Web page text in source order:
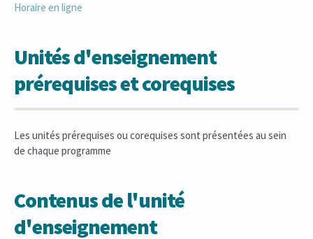
Horaire en ligne
Unités d'enseignement
prérequises et corequises
Les unités prérequises ou corequises sont présentées au sein
de chaque programme
Contenus de l'unité
d'enseignement